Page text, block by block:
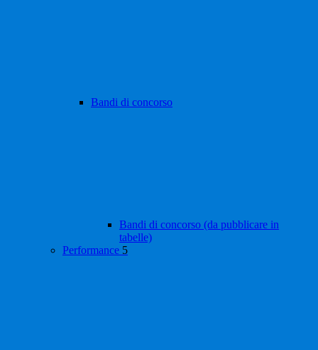
Bandi di concorso
Bandi di concorso (da pubblicare in
tabelle)
Performance 5